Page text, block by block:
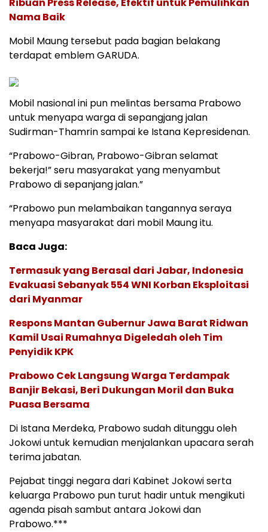
Nama Baik
Mobil Maung tersebut pada bagian belakang
terdapat emblem GARUDA.
Mobil nasional ini pun melintas bersama Prabowo
untuk menyapa warga di sepangjang jalan
Sudirman-Thamrin sampai ke Istana Kepresidenan.
“Prabowo-Gibran, Prabowo-Gibran selamat
bekerja!” seru masyarakat yang menyambut
Prabowo di sepanjang jalan.”
“Prabowo pun melambaikan tangannya seraya
menyapa masyarakat dari mobil Maung itu.
Baca Juga:
Termasuk yang Berasal dari Jabar, Indonesia
Evakuasi Sebanyak 554 WNI Korban Eksploitasi
dari Myanmar
Respons Mantan Gubernur Jawa Barat Ridwan
Kamil Usai Rumahnya Digeledah oleh Tim
Penyidik KPK
Prabowo Cek Langsung Warga Terdampak
Banjir Bekasi, Beri Dukungan Moril dan Buka
Puasa Bersama
Di Istana Merdeka, Prabowo sudah ditunggu oleh
Jokowi untuk kemudian menjalankan upacara serah
terima jabatan.
Pejabat tinggi negara dari Kabinet Jokowi serta
keluarga Prabowo pun turut hadir untuk mengikuti
agenda pisah sambut antara Jokowi dan
Prabowo.***